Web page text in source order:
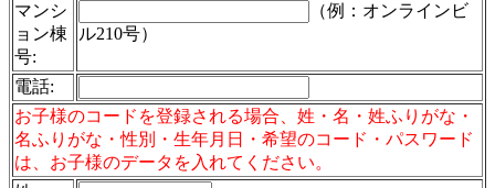
マンシ
ョン棟
号:
（例：オンラインビ
ル210号）
電話:
お子様のコードを登録される場合、姓・名・姓ふりがな・
名ふりがな・性別・生年月日・希望のコード・パスワード
は、お子様のデータを入れてください。